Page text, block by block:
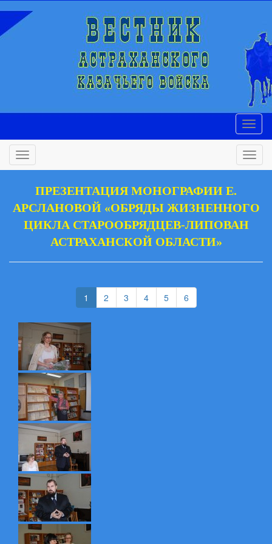
ПРЕЗЕНТАЦИЯ МОНОГРАФИИ Е.
АРСЛАНОВОЙ «ОБРЯДЫ ЖИЗНЕННОГО
ЦИКЛА СТАРООБРЯДЦЕВ-ЛИПОВАН
АСТРАХАНСКОЙ ОБЛАСТИ»
1 2(current)
3(current)
4(current)
5(current)
6(current)